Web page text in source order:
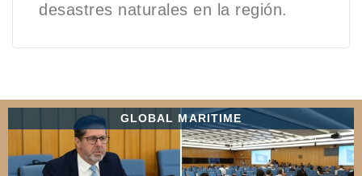
desastres naturales en la región.
GLOBAL MARITIME